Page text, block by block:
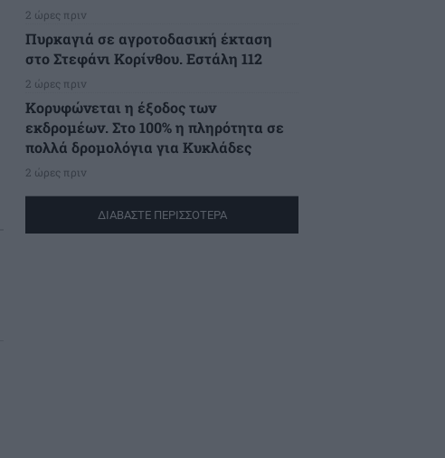
2 ώρες πριν
Πυρκαγιά σε αγροτοδασική έκταση
στο Στεφάνι Κορίνθου. Εστάλη 112
2 ώρες πριν
Κορυφώνεται η έξοδος των
εκδρομέων. Στο 100% η πληρότητα σε
πολλά δρομολόγια για Κυκλάδες
2 ώρες πριν
ΔΙΑΒΑΣΤΕ ΠΕΡΙΣΣΟΤΕΡΑ